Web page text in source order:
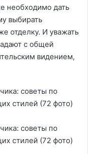
необходимо дать
выбирать
отделку. И уважать
с общей
видением,